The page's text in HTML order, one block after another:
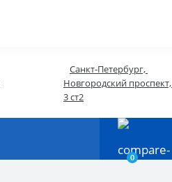
Санкт-Петербург,
Новгородский проспект,
3 ст2
0